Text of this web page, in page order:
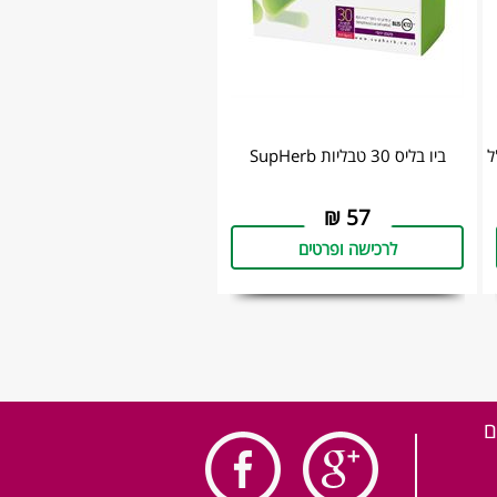
ביו בליס 30 טבליות SupHerb
57
₪
לרכישה ופרטים